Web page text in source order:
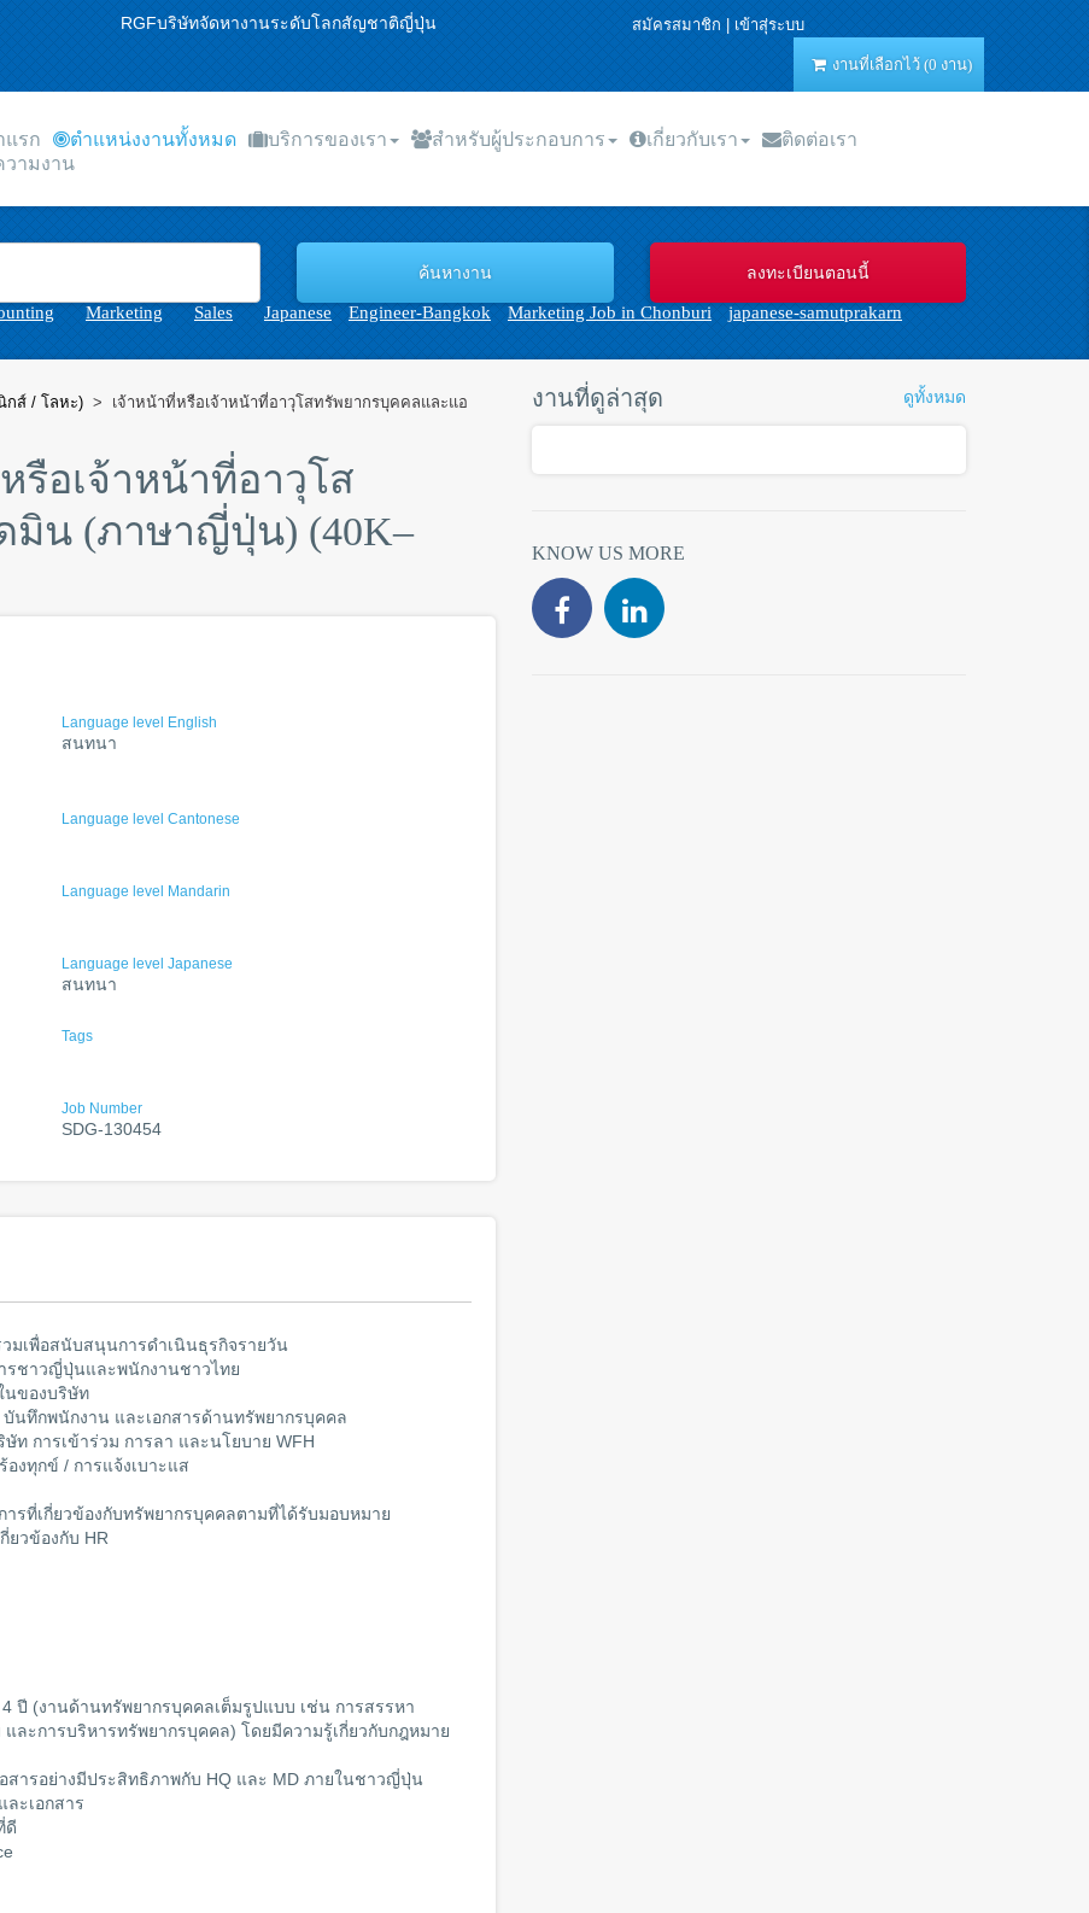
RGFบริษัทจัดหางานระดับโลกสัญชาติญี่ปุ่น สมัครสมาชิก | เข้าสุ่ระบบ
งานที่เลือกไว้ (0 งาน)
แรก ตำแหน่งงานทั้งหมด บริการของเรา สำหรับผู้ประกอบการ เกี่ยวกับเรา
ติดต่อเรา
ามงาน
Marketing Sales Japanese Engineer-Bangkok Marketing Job in Chonburi japanese-samutprakarn
กส์ / โลหะ) > เจ้าหน้าที่หรือเจ้าหน้าที่อาวุโสทรัพยากรบุคคลและแอ
รือเจ้าหน้าที่อาวุโส
น (ภาษาญี่ปุ่น) (40K–
Language level English
สนทนา
Language level Cantonese
Language level Mandarin
Language level Japanese
สนทนา
Tags
Job Number
SDG-130454
มเพื่อสนับสนุนการดำเนินธุรกิจรายวัน
รชาวญี่ปุ่นและพนักงานชาวไทย
นของบริษัท
นทึกพนักงาน และเอกสารด้านทรัพยากรบุคคล
การเข้าร่วม การลา และนโยบาย WFH
งทุกข์ / การแจ้งเบาะแส
รที่เกี่ยวข้องกับทรัพยากรบุคคลตามที่ได้รับมอบหมาย
ยวข้องกับ HR
ปี (งานด้านทรัพยากรบุคคลเต็มรูปแบบ เช่น การสรรหา
ะการบริหารทรัพยากรบุคคล) โดยมีความรู้เกี่ยวกับกฎหมาย
ารอย่างมีประสิทธิภาพกับ HQ และ MD ภายในชาวญี่ปุ่น
ะเอกสาร
ดี
งานที่ดูล่าสุด ดูทั้งหมด
KNOW US MORE